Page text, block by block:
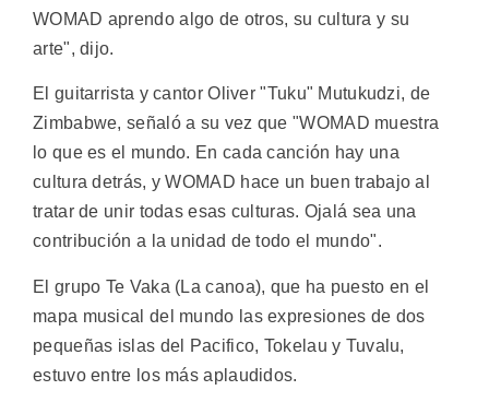
WOMAD aprendo algo de otros, su cultura y su
arte", dijo.
El guitarrista y cantor Oliver "Tuku" Mutukudzi, de
Zimbabwe, señaló a su vez que "WOMAD muestra
lo que es el mundo. En cada canción hay una
cultura detrás, y WOMAD hace un buen trabajo al
tratar de unir todas esas culturas. Ojalá sea una
contribución a la unidad de todo el mundo".
El grupo Te Vaka (La canoa), que ha puesto en el
mapa musical del mundo las expresiones de dos
pequeñas islas del Pacifico, Tokelau y Tuvalu,
estuvo entre los más aplaudidos.